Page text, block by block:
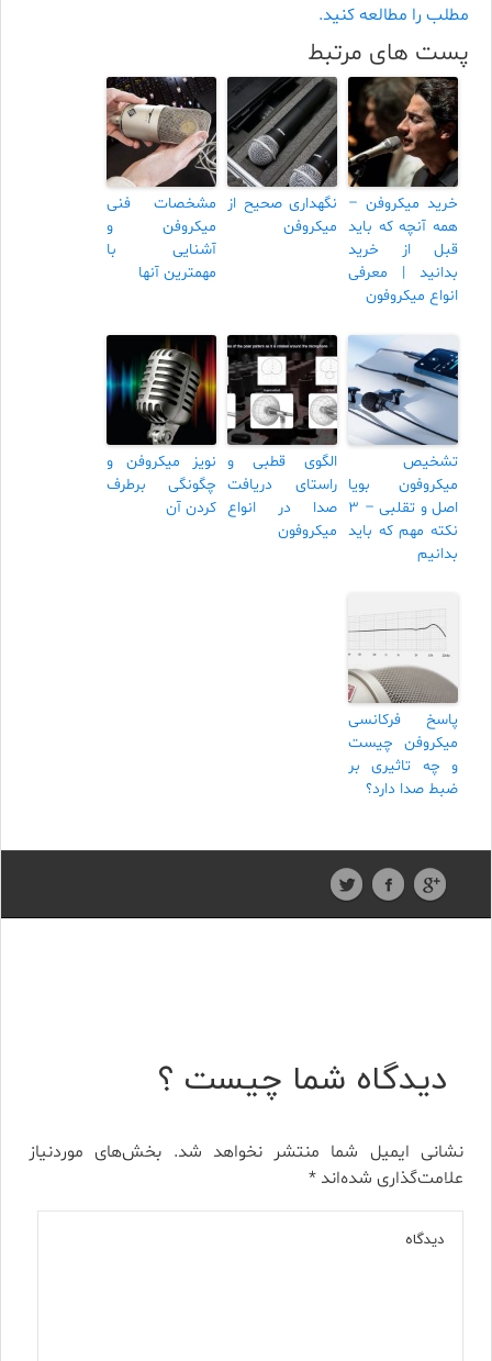
مطلب را مطالعه کنید.
پست های مرتبط
خرید میکروفن –
همه آنچه که باید
قبل از خرید
بدانید | معرفی
انواع میکروفون
نگهداری صحیح از
میکروفن
مشخصات فنی
میکروفن و
آشنایی با
مهمترین آنها
تشخیص
میکروفون بویا
اصل و تقلبی – ۳
نکته مهم که باید
بدانیم
الگوی قطبی و
راستای دریافت
صدا در انواع
میکروفون
نویز میکروفن و
چگونگی برطرف
کردن آن
پاسخ فرکانسی
میکروفن چیست
و چه تاثیری بر
ضبط صدا دارد؟
دیدگاه شما چیست ؟
نشانی ایمیل شما منتشر نخواهد شد. بخش‌های موردنیاز
علامت‌گذاری شده‌اند *